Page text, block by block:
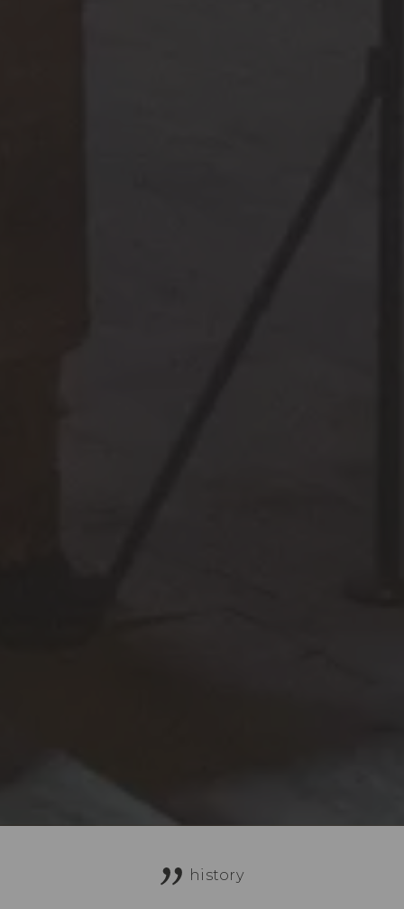
history